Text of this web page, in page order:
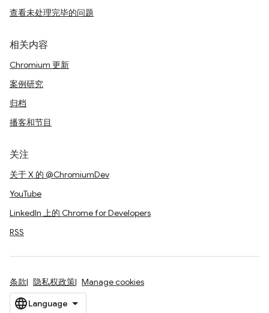
查看未处理完毕的问题
相关内容
Chromium 更新
案例研究
归档
播客和节目
关注
关于 X 的 @ChromiumDev
YouTube
LinkedIn 上的 Chrome for Developers
RSS
条款 隐私权政策 Manage cookies